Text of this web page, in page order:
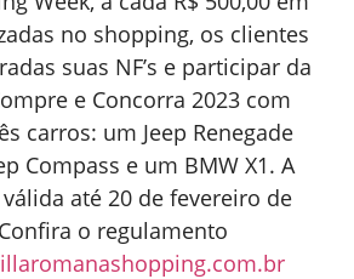
no shopping, os clientes
suas NF’s e participar da
e Concorra 2023 com
carros: um Jeep Renegade
Compass e um BMW X1. A
até 20 de fevereiro de
o regulamento